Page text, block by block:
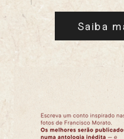
Saiba